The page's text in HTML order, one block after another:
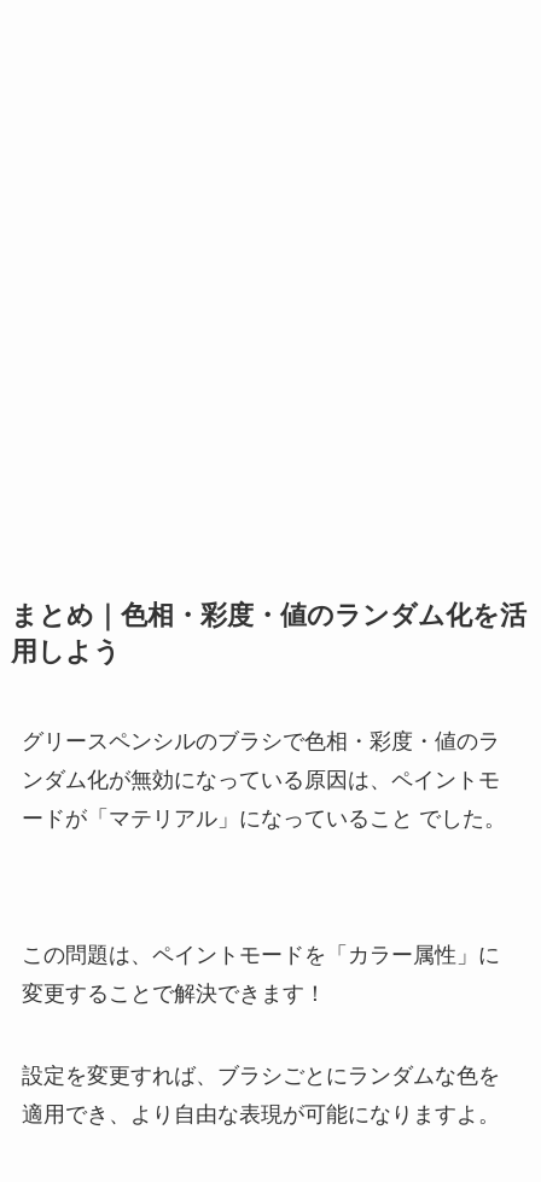
まとめ｜色相・彩度・値のランダム化を活
用しよう
グリースペンシルのブラシで色相・彩度・値のラ
ンダム化が無効になっている原因は、ペイントモ
ードが「マテリアル」になっていること でした。
この問題は、ペイントモードを「カラー属性」に
変更することで解決できます！
設定を変更すれば、ブラシごとにランダムな色を
適用でき、より自由な表現が可能になりますよ。